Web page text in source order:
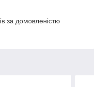
за домовленістю